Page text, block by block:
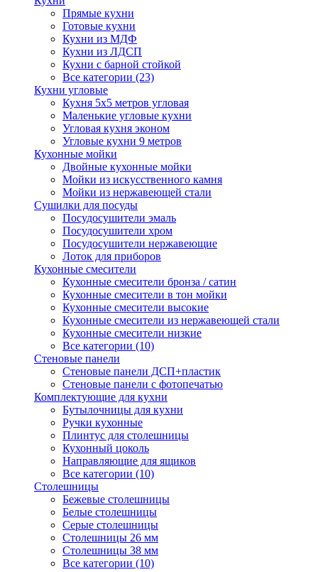
Прямые кухни
Готовые кухни
Кухни из МДФ
Кухни из ЛДСП
Кухни с барной стойкой
Все категории (23)
Кухни угловые
Кухня 5х5 метров угловая
Маленькие угловые кухни
Угловая кухня эконом
Угловые кухни 9 метров
Кухонные мойки
Двойные кухонные мойки
Мойки из искусственного камня
Мойки из нержавеющей стали
Сушилки для посуды
Посудосушители эмаль
Посудосушители хром
Посудосушители нержавеющие
Лоток для приборов
Кухонные смесители
Кухонные смесители бронза / сатин
Кухонные смесители в тон мойки
Кухонные смесители высокие
Кухонные смесители из нержавеющей стали
Кухонные смесители низкие
Все категории (10)
Стеновые панели
Стеновые панели ДСП+пластик
Стеновые панели с фотопечатью
Комплектующие для кухни
Бутылочницы для кухни
Ручки кухонные
Плинтус для столешницы
Кухонный цоколь
Направляющие для ящиков
Все категории (10)
Столешницы
Бежевые столешницы
Белые столешницы
Серые столешницы
Столешницы 26 мм
Столешницы 38 мм
Все категории (10)